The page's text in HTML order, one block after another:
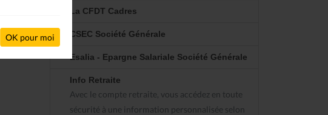
OK pour moi
La CFDT Cadres
CSEC Société Générale
Esalia - Epargne Salariale Société Générale
Info Retraite
Avec le compte retraite, vous accédez en toute
sécurité à une information personnalisée selon